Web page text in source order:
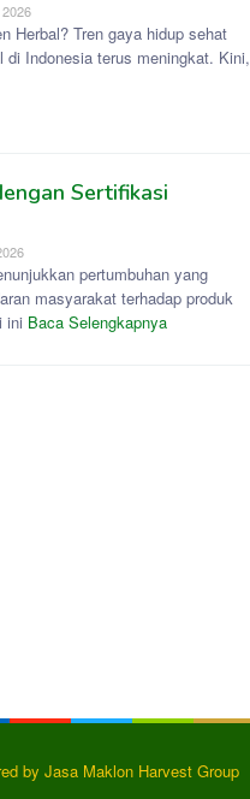
Herbal? Tren gaya hidup sehat
di Indonesia terus meningkat. Kini,
Sertifikasi
pertumbuhan yang
masyarakat terhadap produk
ini Baca Selengkapnya
by Jasa Maklon Harvest Group